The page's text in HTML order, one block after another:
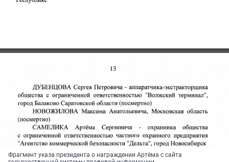
Фрагмент указа президента о награждении Артёма с сайта